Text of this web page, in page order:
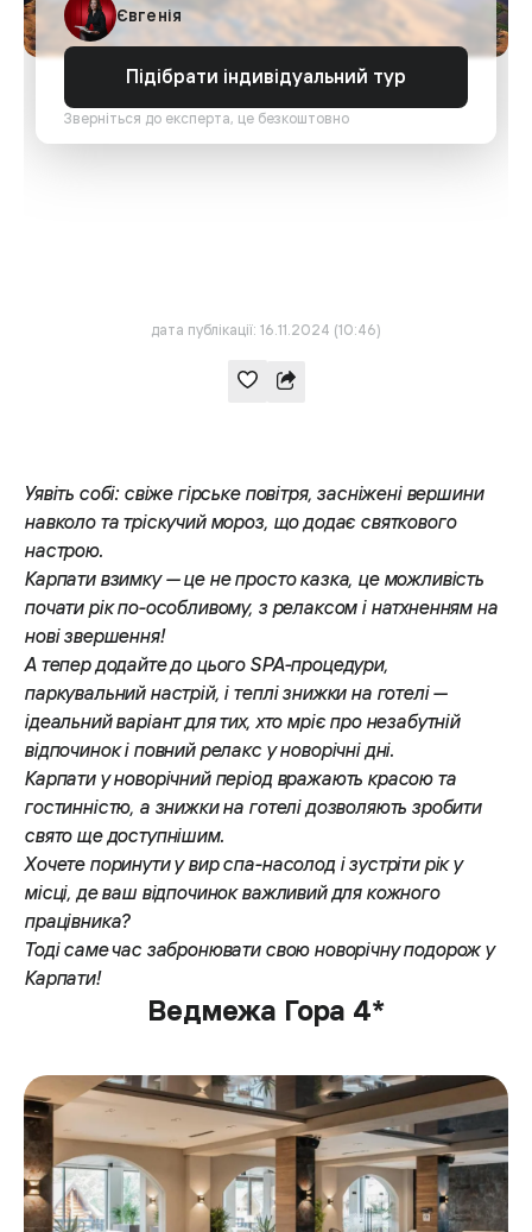
Євгенія
Підібрати індивідуальний тур
Зверніться до експерта, це безкоштовно
дата публікації: 16.11.2024 (10:46)
Уявіть собі: свіже гірське повітря, засніжені вершини
навколо та тріскучий мороз, що додає святкового
настрою.
Карпати взимку — це не просто казка, це можливість
почати рік по-особливому, з релаксом і натхненням на
нові звершення!
А тепер додайте до цього SPA-процедури,
паркувальний настрій, і теплі знижки на готелі —
ідеальний варіант для тих, хто мріє про незабутній
відпочинок і повний релакс у новорічні дні.
Карпати у новорічний період вражають красою та
гостинністю, а знижки на готелі дозволяють зробити
свято ще доступнішим.
Хочете поринути у вир спа-насолод і зустріти рік у
місці, де ваш відпочинок важливий для кожного
працівника?
Тоді саме час забронювати свою новорічну подорож у
Карпати!
Ведмежа Гора 4*